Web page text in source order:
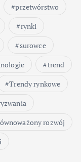
przetwórstwo
rynki
surowce
trend
Trendy rynkowe
rozwój